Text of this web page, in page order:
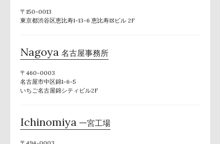
〒150-0013
東京都渋谷区恵比寿1-13-6 恵比寿ISビル 2F
Nagoya 名古屋事務所
〒460-0003
名古屋市中区錦1-6-5
いちご名古屋錦シティビル2F
Ichinomiya 一宮工場